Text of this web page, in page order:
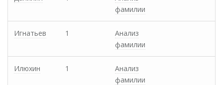
фамилии
Игнатьев 1
Анализ
фамилии
Илюхин 1
Анализ
фамилии